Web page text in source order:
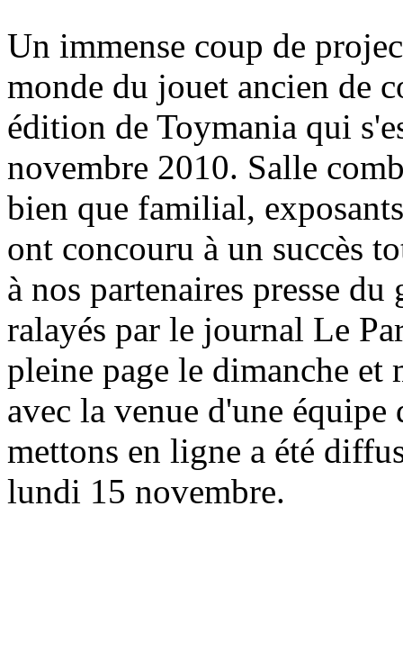
Un immense coup de
monde du jouet ancien de
édition de Toymania qui
novembre 2010. Salle
bien que familial,
ont concouru à un succès
à nos partenaires presse
ralayés par le journal Le
pleine page le dimanche et
avec la venue d'une
mettons en ligne a été
lundi 15 novembre.